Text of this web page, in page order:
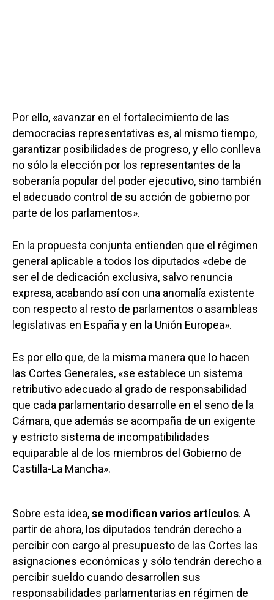
Por ello, «avanzar en el fortalecimiento de las
democracias representativas es, al mismo tiempo,
garantizar posibilidades de progreso, y ello conlleva
no sólo la elección por los representantes de la
soberanía popular del poder ejecutivo, sino también
el adecuado control de su acción de gobierno por
parte de los parlamentos».
En la propuesta conjunta entienden que el régimen
general aplicable a todos los diputados «debe de
ser el de dedicación exclusiva, salvo renuncia
expresa, acabando así con una anomalía existente
con respecto al resto de parlamentos o asambleas
legislativas en España y en la Unión Europea».
Es por ello que, de la misma manera que lo hacen
las Cortes Generales, «se establece un sistema
retributivo adecuado al grado de responsabilidad
que cada parlamentario desarrolle en el seno de la
Cámara, que además se acompaña de un exigente
y estricto sistema de incompatibilidades
equiparable al de los miembros del Gobierno de
Castilla-La Mancha».
Sobre esta idea,se modifican varios artículos. A
partir de ahora, los diputados tendrán derecho a
percibir con cargo al presupuesto de las Cortes las
asignaciones económicas y sólo tendrán derecho a
percibir sueldo cuando desarrollen sus
responsabilidades parlamentarias en régimen de